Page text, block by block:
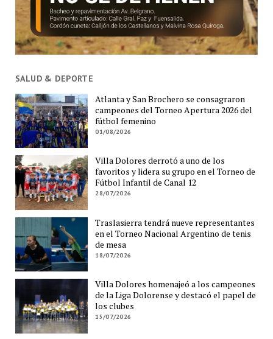
SALUD & DEPORTE
Atlanta y San Brochero se consagraron
campeones del Torneo Apertura 2026 del
fútbol femenino
01/08/2026
Villa Dolores derrotó a uno de los
favoritos y lidera su grupo en el Torneo de
Fútbol Infantil de Canal 12
28/07/2026
Traslasierra tendrá nueve representantes
en el Torneo Nacional Argentino de tenis
de mesa
18/07/2026
Villa Dolores homenajeó a los campeones
de la Liga Dolorense y destacó el papel de
los clubes
15/07/2026